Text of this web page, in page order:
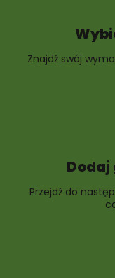
10 projektów
Znajdź swój
Przejdź do